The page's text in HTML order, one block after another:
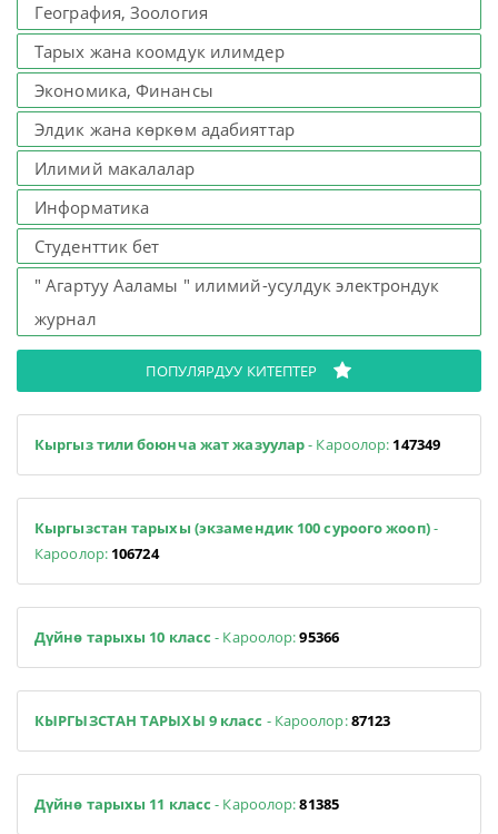
География, Зоология
Тарых жана коомдук илимдер
Экономика, Финансы
Элдик жана көркөм адабияттар
Илимий макалалар
Информатика
Студенттик бет
" Агартуу Ааламы " илимий-усулдук электрондук
журнал
ПОПУЛЯРДУУ КИТЕПТЕР
Кыргыз тили боюнча жат жазуулар- Кароолор: 147349
Кыргызстан тарыхы (экзамендик 100 суроого жооп)-
Кароолор: 106724
Дүйнө тарыхы 10 класс- Кароолор:95366
КЫРГЫЗСТАН ТАРЫХЫ 9 класс - Кароолор:87123
Дүйнө тарыхы 11 класс - Кароолор:81385